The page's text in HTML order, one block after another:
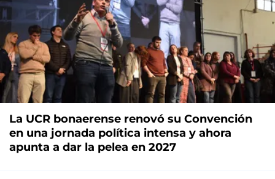
La UCR bonaerense renovó su Convención
en una jornada política intensa y ahora
apunta a dar la pelea en 2027